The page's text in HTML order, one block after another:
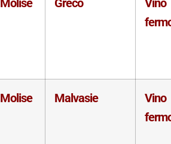
Molise Malvasie
Vino